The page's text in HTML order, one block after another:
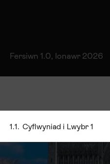
Fersiwn 1.0, Ionawr 2026
1.1. Cyflwyniad i Lwybr 1